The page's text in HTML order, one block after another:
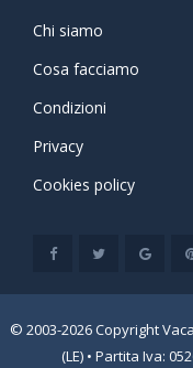
Chi siamo
Cosa facciamo
Condizioni
Privacy
Cookies policy
© 2003-2026 Copyright
(LE) • Partita Iva: